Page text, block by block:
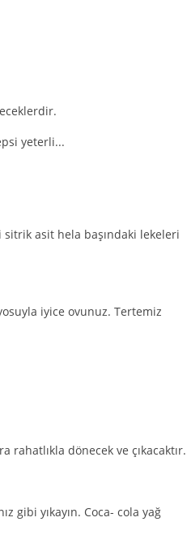
yeterli...
asit hela başındaki lekeleri
iyice ovunuz. Tertemiz
rahatlıkla dönecek ve çıkacaktır.
gibi yıkayın. Coca- cola yağ